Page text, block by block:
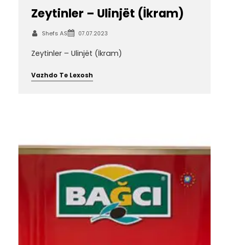
Zeytinler – Ulinjët (İkram)
Shefs AS 07.07.2023
Zeytinler – Ulinjët (İkram)
Vazhdo Te Lexosh